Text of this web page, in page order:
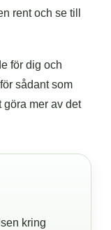
rent och se till
för dig och
sådant som
göra mer av det
kring